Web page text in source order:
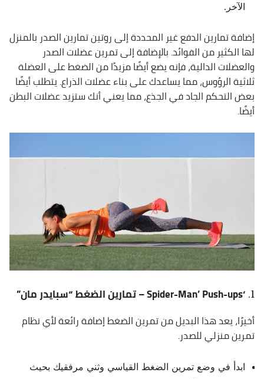
الآخر.
إضافة تمارين الدفع غير المحددة إلى روتين تمارين الصدر بالمنزل
لها الكثير من الفوائد. بالإضافة إلى تمرين عضلات الصدر
والعضلات الدالية، فإنه يضع أيضًا مزيدًا من الضغط على العضلة
ثلاثية الرؤوس، مما يساعدك على بناء عضلات الذراع. يتطلب أيضًا
بعض التحكم الجاد في الجذع، مما يعني أنك ستزيد عضلات البطن
أيضًا.
‘Spider-Man’ Push-ups – تمارين الضغط “سبايدر مان”
أخيرًا، يعد هذا البديل من تمرين الضغط إضافة رائعة لأي نظام
تمرين منزلي للصدر.
ابدأ في وضع تمرين الضغط القياسي وثني مرفقيك بحيث